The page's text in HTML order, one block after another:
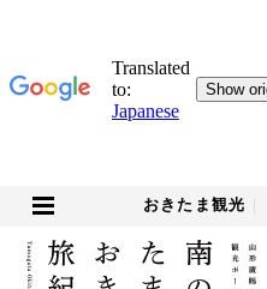
おきたま観光